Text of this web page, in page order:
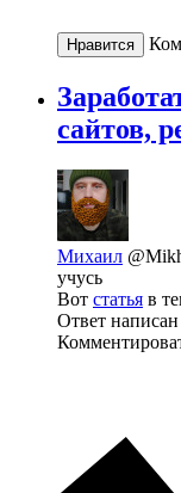
Нравится
сайтов,
Михаил
учусь
Вот статья в
Ответ написан